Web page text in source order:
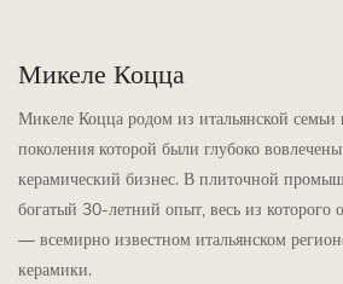
Микеле Коцца
Микеле Коцца родом из итальянской семьи
поколения которой были глубоко
керамический бизнес. В плиточной
богатый 30-летний опыт, весь из которого
— всемирно известном итальянском
керамики.